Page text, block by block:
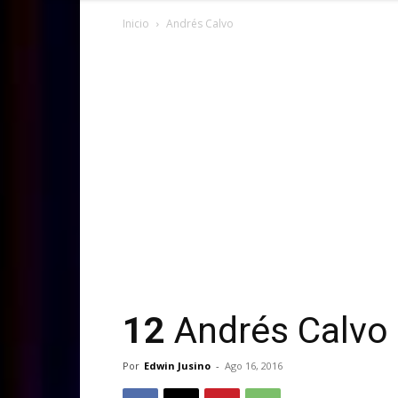
Inicio Andrés Calvo
12 Andrés Calvo
Por Edwin Jusino - Ago 16, 2016